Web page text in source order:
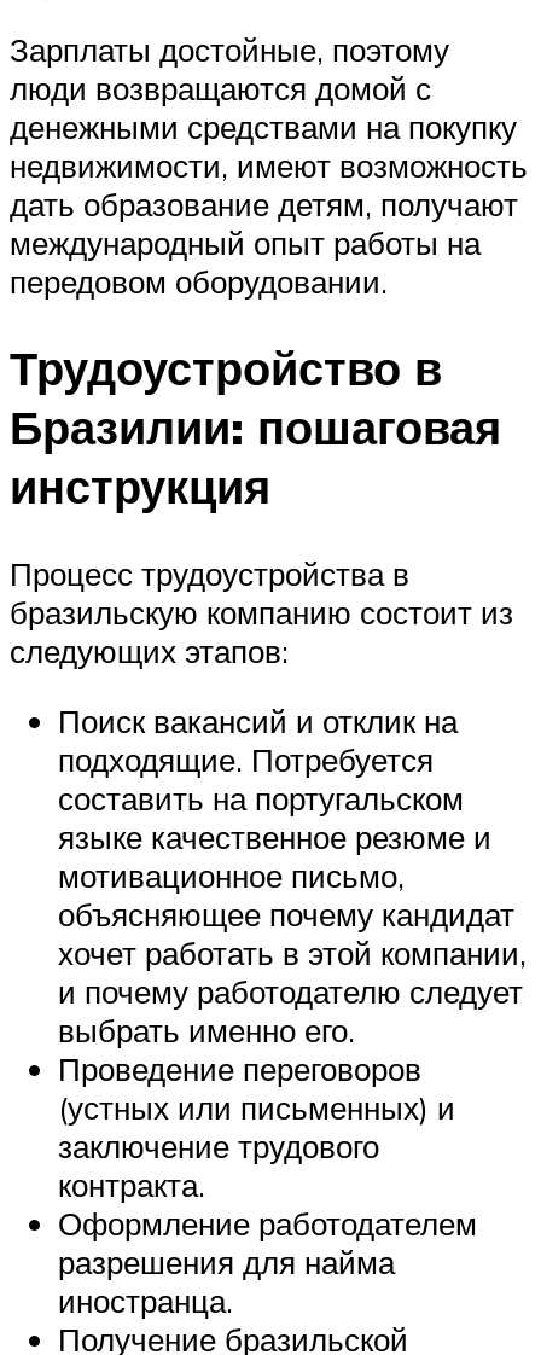
Зарплаты достойные, поэтому
люди возвращаются домой с
денежными средствами на покупку
недвижимости, имеют возможность
дать образование детям, получают
международный опыт работы на
передовом оборудовании.
Трудоустройство в
Бразилии: пошаговая
инструкция
Процесс трудоустройства в
бразильскую компанию состоит из
следующих этапов:
Поиск вакансий и отклик на
подходящие. Потребуется
составить на португальском
языке качественное резюме и
мотивационное письмо,
объясняющее почему кандидат
хочет работать в этой компании,
и почему работодателю следует
выбрать именно его.
Проведение переговоров
(устных или письменных) и
заключение трудового
контракта.
Оформление работодателем
разрешения для найма
иностранца.
Получение бразильской